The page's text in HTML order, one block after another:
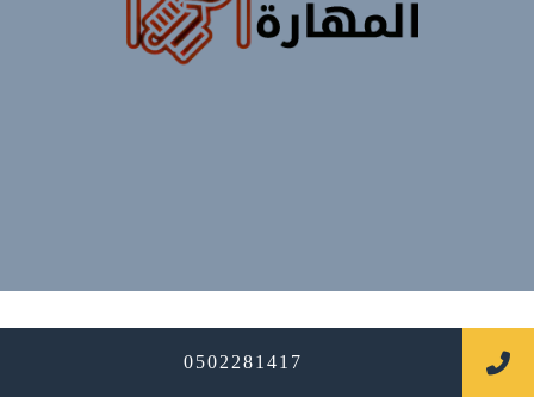
0502281417